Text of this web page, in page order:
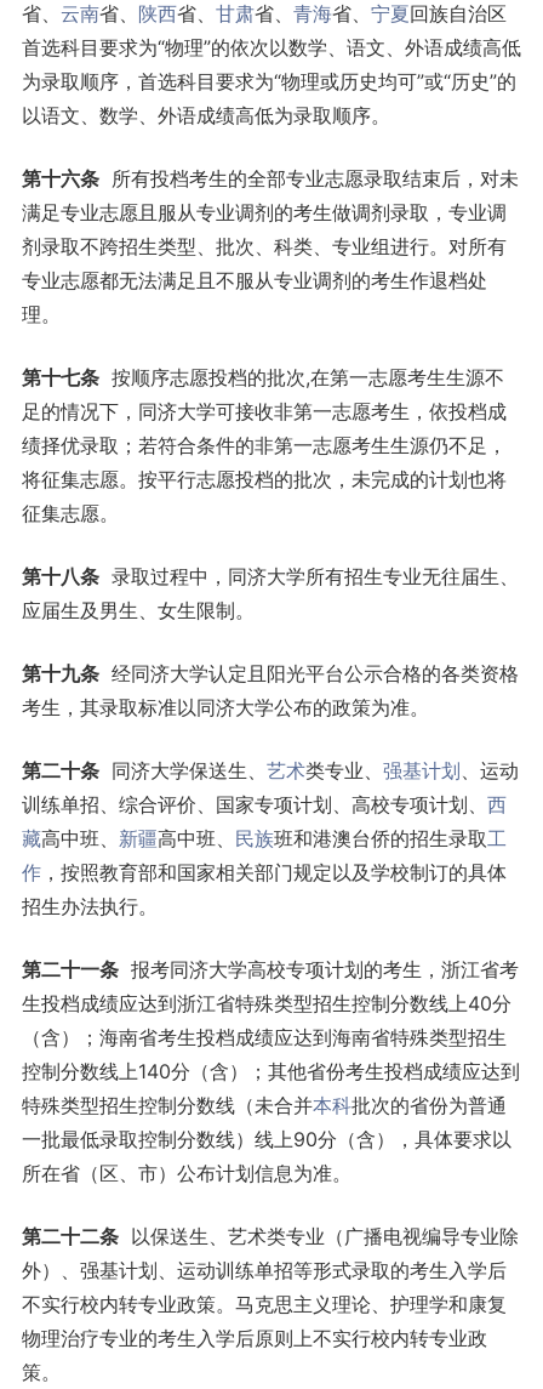
省、 云南省、 陕西省、 甘肃省、 青海省、 宁夏回族自治区
首选科目要求为“物理”的依次以数学、语文、外语成绩高低
为录取顺序，首选科目要求为“物理或历史均可”或“历史”的
以语文、数学、外语成绩高低为录取顺序。
第十六条所有投档考生的全部专业志愿录取结束后，对未
满足专业志愿且服从专业调剂的考生做调剂录取，专业调
剂录取不跨招生类型、批次、科类、专业组进行。对所有
专业志愿都无法满足且不服从专业调剂的考生作退档处
理。
第十七条按顺序志愿投档的批次,在第一志愿考生生源不
足的情况下，同济大学可接收非第一志愿考生，依投档成
绩择优录取；若符合条件的非第一志愿考生生源仍不足，
将征集志愿。按平行志愿投档的批次，未完成的计划也将
征集志愿。
第十八条录取过程中，同济大学所有招生专业无往届生、
应届生及男生、女生限制。
第十九条经同济大学认定且阳光平台公示合格的各类资格
考生，其录取标准以同济大学公布的政策为准。
第二十条同济大学保送生、 艺术类专业、 强基计划、运动
训练单招、综合评价、国家专项计划、高校专项计划、 西
藏高中班、 新疆高中班、 民族班和港澳台侨的招生录取工
作，按照教育部和国家相关部门规定以及学校制订的具体
招生办法执行。
第二十一条报考同济大学高校专项计划的考生，浙江省考
生投档成绩应达到浙江省特殊类型招生控制分数线上40分
（含）；海南省考生投档成绩应达到海南省特殊类型招生
控制分数线上140分（含）；其他省份考生投档成绩应达到
特殊类型招生控制分数线（未合并本科批次的省份为普通
一批最低录取控制分数线）线上90分（含），具体要求以
所在省（区、市）公布计划信息为准。
第二十二条以保送生、艺术类专业（广播电视编导专业除
外）、强基计划、运动训练单招等形式录取的考生入学后
不实行校内转专业政策。马克思主义理论、护理学和康复
物理治疗专业的考生入学后原则上不实行校内转专业政
策。